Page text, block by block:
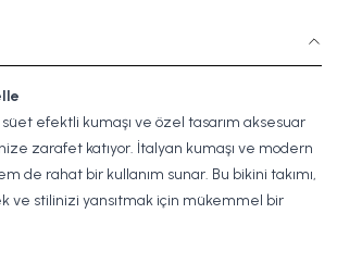
süet efektli kumaşı ve özel tasarım aksesuar
zarafet katıyor. İtalyan kumaşı ve modern
de rahat bir kullanım sunar. Bu bikini takımı,
ve stilinizi yansıtmak için mükemmel bir